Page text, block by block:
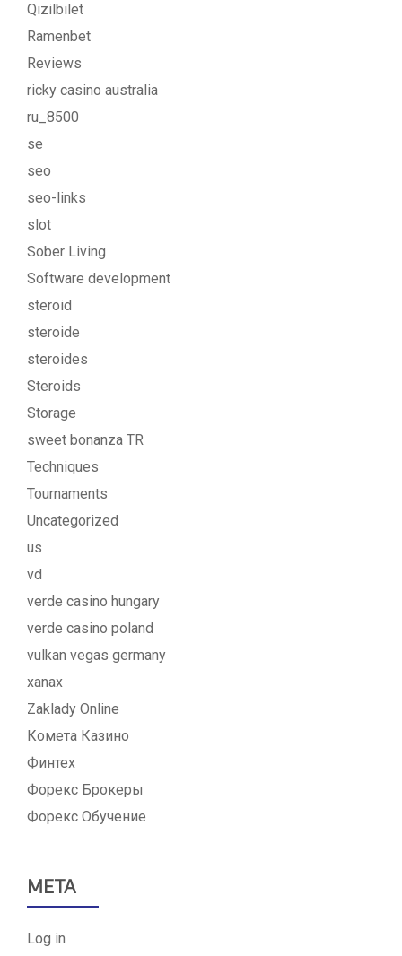
Qizilbilet
Ramenbet
Reviews
ricky casino australia
ru_8500
se
seo
seo-links
slot
Sober Living
Software development
steroid
steroide
steroides
Steroids
Storage
sweet bonanza TR
Techniques
Tournaments
Uncategorized
us
vd
verde casino hungary
verde casino poland
vulkan vegas germany
xanax
Zaklady Online
Комета Казино
Финтех
Форекс Брокеры
Форекс Обучение
META
Log in